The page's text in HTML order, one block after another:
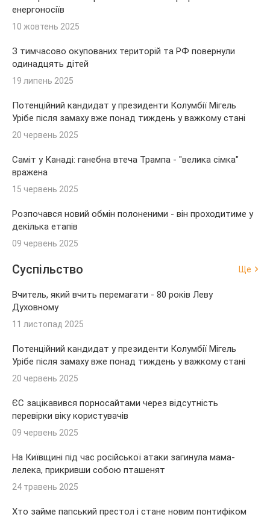
енергоносіїв
10 жовтень 2025
З тимчасово окупованих територій та РФ повернули
одинадцять дітей
19 липень 2025
Потенційний кандидат у президенти Колумбії Мігель
Урібе після замаху вже понад тиждень у важкому стані
20 червень 2025
Саміт у Канаді: ганебна втеча Трампа - "велика сімка"
вражена
15 червень 2025
Розпочався новий обмін полоненими - він проходитиме у
декілька етапів
09 червень 2025
Суспільство Ще
Вчитель, який вчить перемагати - 80 років Леву
Духовному
11 листопад 2025
Потенційний кандидат у президенти Колумбії Мігель
Урібе після замаху вже понад тиждень у важкому стані
20 червень 2025
ЄС зацікавився порносайтами через відсутність
перевірки віку користувачів
09 червень 2025
На Київщині під час російської атаки загинула мама-
лелека, прикривши собою пташенят
24 травень 2025
Хто займе папський престол і стане новим понтифіком